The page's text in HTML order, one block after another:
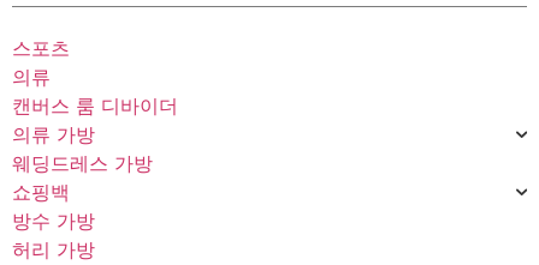
스포츠
의류
캔버스 룸 디바이더
의류 가방
웨딩드레스 가방
쇼핑백
방수 가방
허리 가방